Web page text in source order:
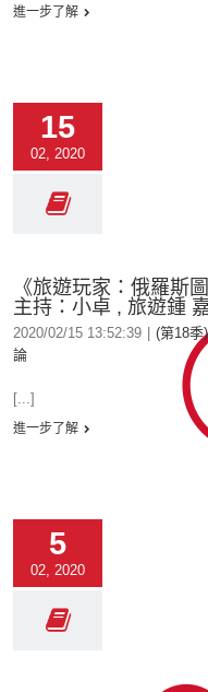
進一步了解
15
02, 2020
《旅遊玩家：俄羅斯
主持：小卓 , 旅遊鍾
2020/02/15 13:52:39 (第18季
論
[...]
進一步了解
5
02, 2020